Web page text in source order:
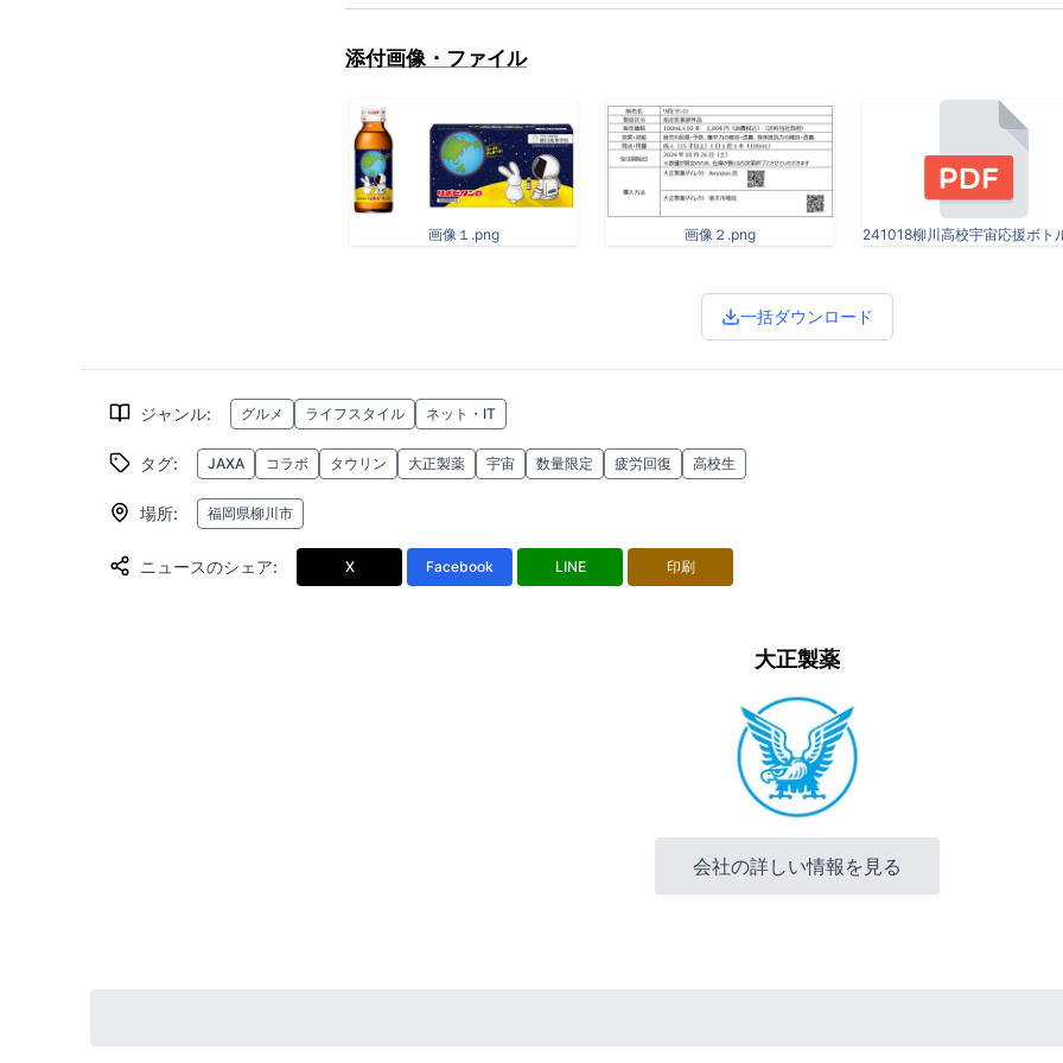
添付画像・ファイル
画像１.png 画像２.png
一括ダウンロード
ジャンル: グルメ ライフスタイル ネット・IT
タグ: JAXA コラボ タウリン 大正製薬 宇宙 数量限定 疲労回復 高校生
場所: 福岡県柳川市
ニュースのシェア: X Facebook LINE 印刷
大正製薬
会社の詳しい情報を見る